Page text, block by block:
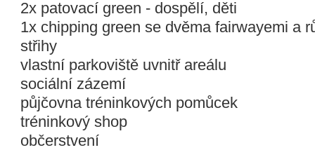
2x patovací green - dospělí, děti
1x chipping green se dvěma fairwayemi a
střihy
vlastní parkoviště uvnitř areálu
sociální zázemí
půjčovna tréninkových pomůcek
tréninkový shop
občerstvení